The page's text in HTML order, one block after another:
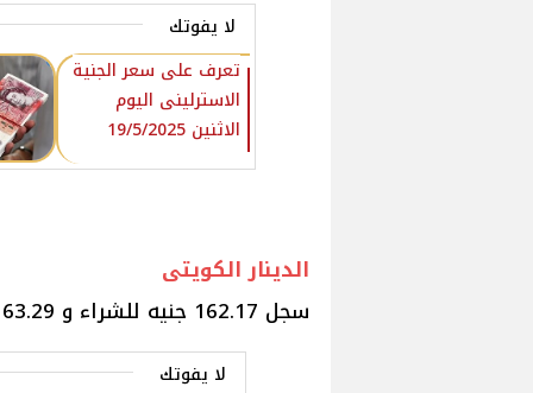
لا يفوتك
تعرف على سعر الجنية
الاسترلينى اليوم
الاثنين 19/5/2025
الدينار الكويتى
سجل 162.17 جنيه للشراء و 163.29 جنيه للبيع
لا يفوتك